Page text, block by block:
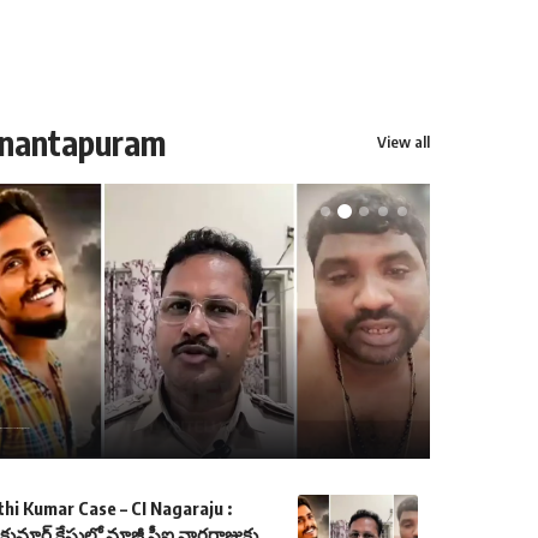
View all
Kumar Case – CI Nagaraju :